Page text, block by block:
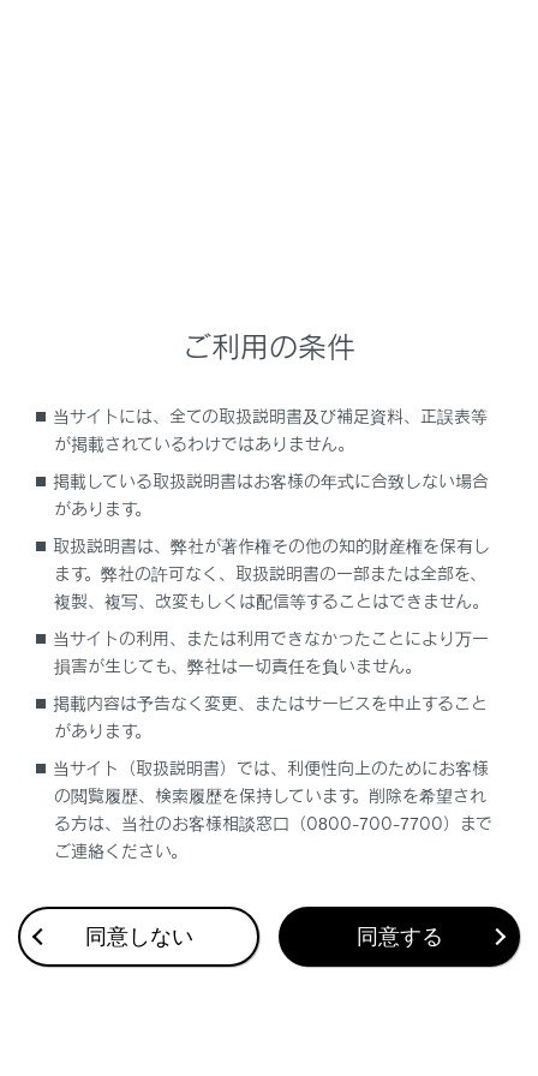
ハンズフリー電話が故障したとお考えになる前
に
合わせて見られているページ
VICS・交通情報
ナビゲーション設定
ドライブレコーダー
このページは役に立ちましたか？
ご利用の条件
当サイトには、全ての取扱説明書及び補足資料、正誤表等
が掲載されているわけではありません。
掲載している取扱説明書はお客様の年式に合致しない場合
があります。
取扱説明書は、弊社が著作権その他の知的財産権を保有し
ます。弊社の許可なく、取扱説明書の一部または全部を、
複製、複写、改変もしくは配信等することはできません。
当サイトの利用、または利用できなかったことにより万一
損害が生じても、弊社は一切責任を負いません。
掲載内容は予告なく変更、またはサービスを中止すること
があります。
当サイト（取扱説明書）では、利便性向上のためにお客様
の閲覧履歴、検索履歴を保持しています。削除を希望され
る方は、当社のお客様相談窓口（0800-700-7700）まで
ご連絡ください。
同意しない 同意する